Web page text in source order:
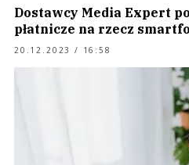
Dostawcy Media Expert
płatnicze na rzecz
20.12.2023 / 16:58